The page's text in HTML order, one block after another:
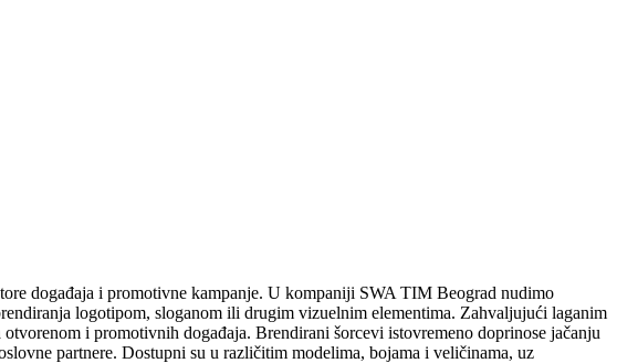
događaja i promotivne kampanje. U kompaniji SWA TIM Beograd nudimo
logotipom, sloganom ili drugim vizuelnim elementima. Zahvaljujući laganim
i promotivnih događaja. Brendirani šorcevi istovremeno doprinose jačanju
partnere. Dostupni su u različitim modelima, bojama i veličinama, uz